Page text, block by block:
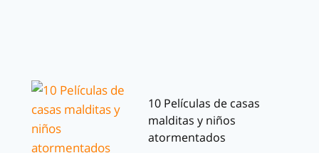
10 Películas de casas
malditas y niños
atormentados